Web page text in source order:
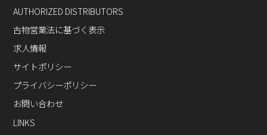
AUTHORIZED DISTRIBUTORS
古物営業法に基づく表示
求人情報
サイトポリシー
プライバシーポリシー
お問い合わせ
LINKS